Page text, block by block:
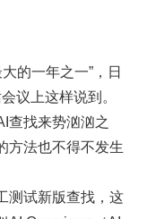
的一年之一”，日
议上这样说到。
查找来势汹汹之
方法也不得不发生
测试新版查找，这